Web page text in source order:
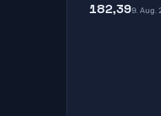
182,399. Aug.